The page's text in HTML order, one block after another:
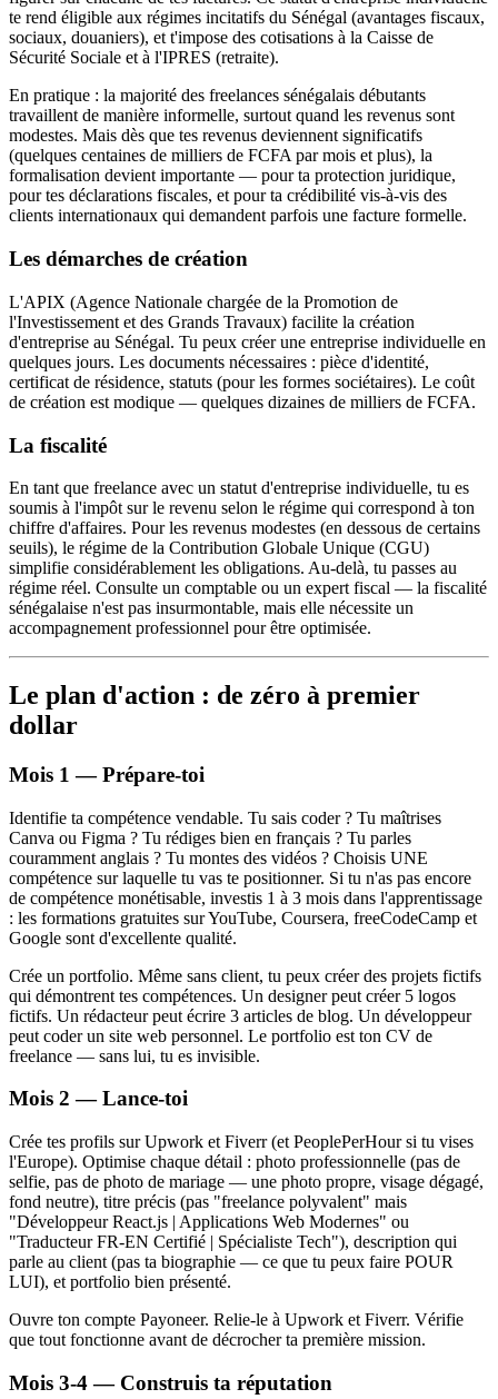
te rend éligible aux régimes incitatifs du Sénégal (avantages fiscaux,
sociaux, douaniers), et t'impose des cotisations à la Caisse de
Sécurité Sociale et à l'IPRES (retraite).
En pratique : la majorité des freelances sénégalais débutants
travaillent de manière informelle, surtout quand les revenus sont
modestes. Mais dès que tes revenus deviennent significatifs
(quelques centaines de milliers de FCFA par mois et plus), la
formalisation devient importante — pour ta protection juridique,
pour tes déclarations fiscales, et pour ta crédibilité vis-à-vis des
clients internationaux qui demandent parfois une facture formelle.
Les démarches de création
L'APIX (Agence Nationale chargée de la Promotion de
l'Investissement et des Grands Travaux) facilite la création
d'entreprise au Sénégal. Tu peux créer une entreprise individuelle en
quelques jours. Les documents nécessaires : pièce d'identité,
certificat de résidence, statuts (pour les formes sociétaires). Le coût
de création est modique — quelques dizaines de milliers de FCFA.
La fiscalité
En tant que freelance avec un statut d'entreprise individuelle, tu es
soumis à l'impôt sur le revenu selon le régime qui correspond à ton
chiffre d'affaires. Pour les revenus modestes (en dessous de certains
seuils), le régime de la Contribution Globale Unique (CGU)
simplifie considérablement les obligations. Au-delà, tu passes au
régime réel. Consulte un comptable ou un expert fiscal — la fiscalité
sénégalaise n'est pas insurmontable, mais elle nécessite un
accompagnement professionnel pour être optimisée.
Le plan d'action : de zéro à premier
dollar
Mois 1 — Prépare-toi
Identifie ta compétence vendable. Tu sais coder ? Tu maîtrises
Canva ou Figma ? Tu rédiges bien en français ? Tu parles
couramment anglais ? Tu montes des vidéos ? Choisis UNE
compétence sur laquelle tu vas te positionner. Si tu n'as pas encore
de compétence monétisable, investis 1 à 3 mois dans l'apprentissage
: les formations gratuites sur YouTube, Coursera, freeCodeCamp et
Google sont d'excellente qualité.
Crée un portfolio. Même sans client, tu peux créer des projets fictifs
qui démontrent tes compétences. Un designer peut créer 5 logos
fictifs. Un rédacteur peut écrire 3 articles de blog. Un développeur
peut coder un site web personnel. Le portfolio est ton CV de
freelance — sans lui, tu es invisible.
Mois 2 — Lance-toi
Crée tes profils sur Upwork et Fiverr (et PeoplePerHour si tu vises
l'Europe). Optimise chaque détail : photo professionnelle (pas de
selfie, pas de photo de mariage — une photo propre, visage dégagé,
fond neutre), titre précis (pas "freelance polyvalent" mais
"Développeur React.js | Applications Web Modernes" ou
"Traducteur FR-EN Certifié | Spécialiste Tech"), description qui
parle au client (pas ta biographie — ce que tu peux faire POUR
LUI), et portfolio bien présenté.
Ouvre ton compte Payoneer. Relie-le à Upwork et Fiverr. Vérifie
que tout fonctionne avant de décrocher ta première mission.
Mois 3-4 — Construis ta réputation